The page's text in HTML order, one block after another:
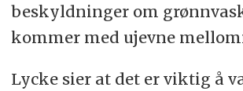
beskyldninger om
kommer med ujevne
Lycke sier at det er viktig å